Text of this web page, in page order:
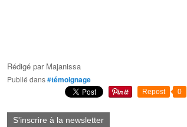
Rédigé par Majanissa
Publié dans#témoignage
Repost 0
S'inscrire à la newsletter